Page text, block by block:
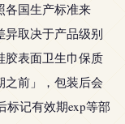
各国生产标准来
异取决于产品级别
胶表面卫生巾保质
之前」，包装后会
标记有效期exp等部